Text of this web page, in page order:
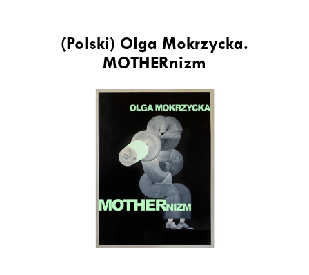
(Polski) Olga Mokrzycka.
MOTHERnizm